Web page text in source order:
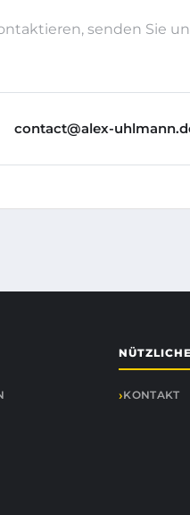
senden Sie
contact@alex-
KONTAKT